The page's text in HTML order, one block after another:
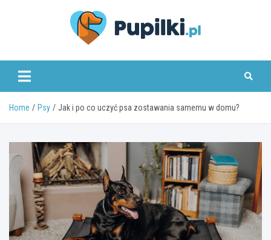
www.pupilki.pl
Home Psy Jak i po co uczyć psa zostawania samemu w domu?